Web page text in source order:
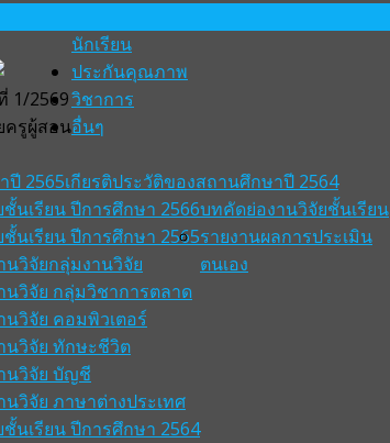
นักเรียน
1/2569
ครูผู้สอน
ประกันคุณภาพ
ปี 2565เกียรติประวัติของสถานศึกษาปี 2564
บทคัดย่องานวิจัยชั้นเรียน
นเรียน ปีการศึกษา 2566
นเรียน ปีการศึกษา 2565
วิจัยกลุ่มงานวิจัย
วิจัย กลุ่มวิชาการตลาด
วิจัย คอมพิวเตอร์
นวิจัย ทักษะชีวิต
นวิจัย บัญชี
วิจัย ภาษาต่างประเทศ
นเรียน ปีการศึกษา 2564
รายงานผลการประเมิน
ตนเอง
วิชาการ
อื่นๆ